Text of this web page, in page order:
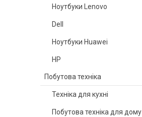
Ноутбуки Lenovo
Dell
Ноутбуки Huawei
HP
Побутова техніка
Техніка для кухні
Побутова техніка для дому